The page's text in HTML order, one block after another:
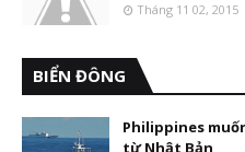
Tháng 11 02, 2015
BIỂN ĐÔNG
Philippines
từ Nhật Bản